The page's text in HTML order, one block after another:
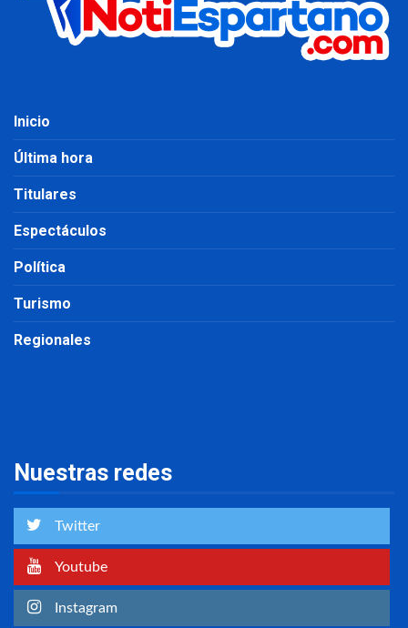
Inicio
Última hora
Titulares
Espectáculos
Política
Turismo
Regionales
Nuestras redes
Twitter
Youtube
Instagram